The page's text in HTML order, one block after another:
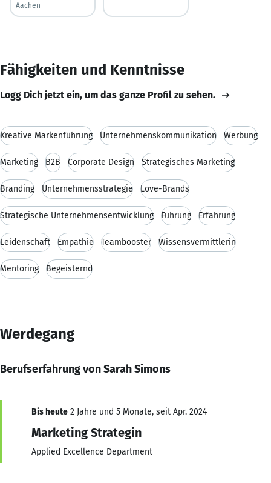
Aachen
Fähigkeiten und Kenntnisse
Logg Dich jetzt ein, um das ganze Profil zu sehen.
Kreative Markenführung Unternehmenskommunikation Werbung
Marketing B2B Corporate Design Strategisches Marketing
Branding Unternehmensstrategie Love-Brands
Strategische Unternehmensentwicklung Führung Erfahrung
Leidenschaft Empathie Teambooster Wissensvermittlerin
Mentoring Begeisternd
Werdegang
Berufserfahrung von Sarah Simons
Bis heute 2 Jahre und 5 Monate, seit Apr. 2024
Marketing Strategin
Applied Excellence Department